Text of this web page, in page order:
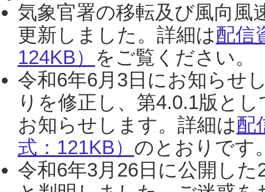
気象官署の移転及び風向風
更新しました。詳細は配信
124KB） をご覧ください。
令和6年6月3日にお知らせ
りを修正し、第4.0.1版と
お知らせします。詳細は配
式：121KB） のとおりです
令和6年3月26日に公開し